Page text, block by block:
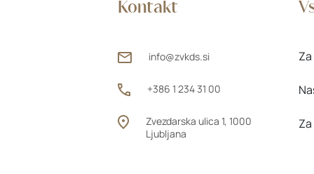
Kontakt
info@zvkds.si
+386 1 234 31 00
Zvezdarska ulica 1, 1000
Ljubljana